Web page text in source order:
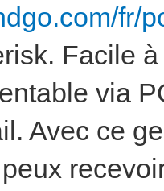
fr/
Facile
via
Avec ce